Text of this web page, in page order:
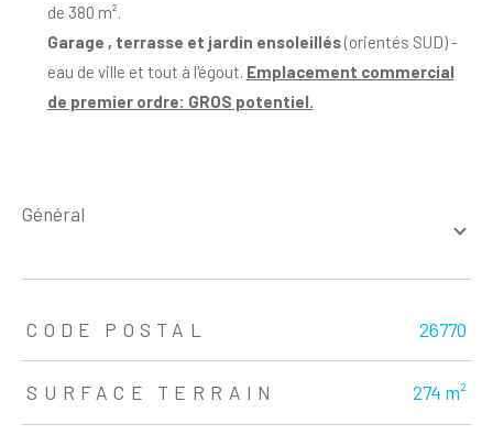
de 380 m².
Garage , terrasse et jardin ensoleillés(orientés SUD) -
eau de ville et tout à l'égout. Emplacement commercial
de premier ordre: GROS potentiel.
général
TRAD_ZEPHYR_Caracteristique TRAD_ZEPHYR_Valeurs
CODE POSTAL 26770
SURFACE TERRAIN 274 m²